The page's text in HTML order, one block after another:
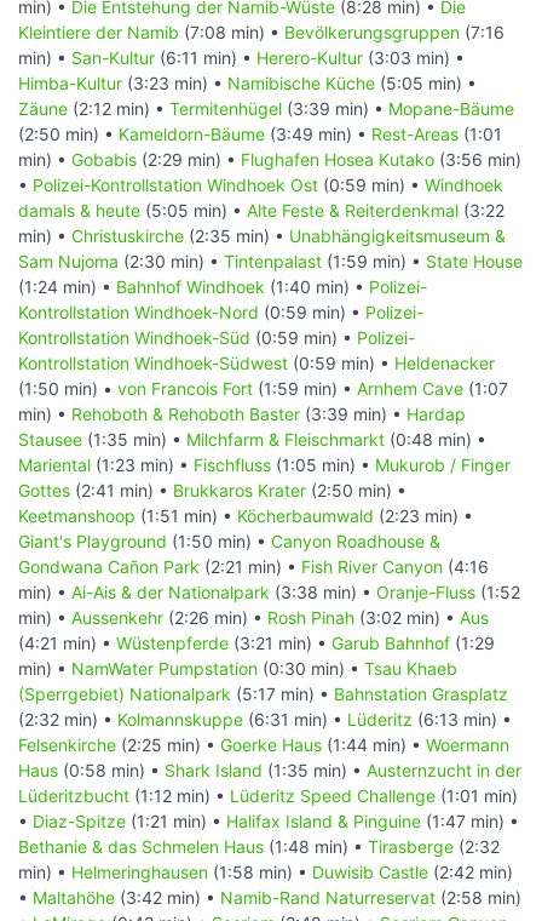
min) • Die Entstehung der Namib-Wüste (8:28 min) • Die
Kleintiere der Namib (7:08 min) • Bevölkerungsgruppen (7:16
min) • San-Kultur (6:11 min) • Herero-Kultur (3:03 min) •
Himba-Kultur (3:23 min) • Namibische Küche (5:05 min) •
Zäune (2:12 min) • Termitenhügel (3:39 min) • Mopane-Bäume
(2:50 min) • Kameldorn-Bäume (3:49 min) • Rest-Areas (1:01
min) • Gobabis (2:29 min) • Flughafen Hosea Kutako (3:56 min)
• Polizei-Kontrollstation Windhoek Ost (0:59 min) • Windhoek
damals & heute (5:05 min) • Alte Feste & Reiterdenkmal (3:22
min) • Christuskirche (2:35 min) • Unabhängigkeitsmuseum &
Sam Nujoma (2:30 min) • Tintenpalast (1:59 min) • State House
(1:24 min) • Bahnhof Windhoek (1:40 min) • Polizei-
Kontrollstation Windhoek-Nord (0:59 min) • Polizei-
Kontrollstation Windhoek-Süd (0:59 min) • Polizei-
Kontrollstation Windhoek-Südwest (0:59 min) • Heldenacker
(1:50 min) • von Francois Fort (1:59 min) • Arnhem Cave (1:07
min) • Rehoboth & Rehoboth Baster (3:39 min) • Hardap
Stausee (1:35 min) • Milchfarm & Fleischmarkt (0:48 min) •
Mariental (1:23 min) • Fischfluss (1:05 min) • Mukurob / Finger
Gottes (2:41 min) • Brukkaros Krater (2:50 min) •
Keetmanshoop (1:51 min) • Köcherbaumwald (2:23 min) •
Giant's Playground (1:50 min) • Canyon Roadhouse &
Gondwana Cañon Park (2:21 min) • Fish River Canyon (4:16
min) • Ai-Ais & der Nationalpark (3:38 min) • Oranje-Fluss (1:52
min) • Aussenkehr (2:26 min) • Rosh Pinah (3:02 min) • Aus
(4:21 min) • Wüstenpferde (3:21 min) • Garub Bahnhof (1:29
min) • NamWater Pumpstation (0:30 min) • Tsau Khaeb
(Sperrgebiet) Nationalpark (5:17 min) • Bahnstation Grasplatz
(2:32 min) • Kolmannskuppe (6:31 min) • Lüderitz (6:13 min) •
Felsenkirche (2:25 min) • Goerke Haus (1:44 min) • Woermann
Haus (0:58 min) • Shark Island (1:35 min) • Austernzucht in der
Lüderitzbucht (1:12 min) • Lüderitz Speed Challenge (1:01 min)
• Diaz-Spitze (1:21 min) • Halifax Island & Pinguine (1:47 min) •
Bethanie & das Schmelen Haus (1:48 min) • Tirasberge (2:32
min) • Helmeringhausen (1:58 min) • Duwisib Castle (2:42 min)
• Maltahöhe (3:42 min) • Namib-Rand Naturreservat (2:58 min)